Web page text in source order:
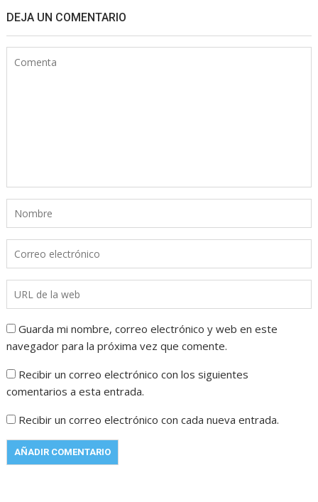
DEJA UN COMENTARIO
Guarda mi nombre, correo electrónico y web en este
navegador para la próxima vez que comente.
Recibir un correo electrónico con los siguientes
comentarios a esta entrada.
Recibir un correo electrónico con cada nueva entrada.